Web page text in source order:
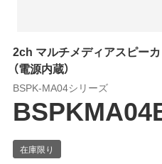
2ch マルチメディアスピー
（電源内蔵）
BSPK-MA04シリーズ